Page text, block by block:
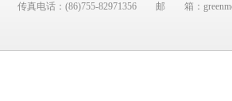
传真电话： (86)755-82971356 邮 箱：